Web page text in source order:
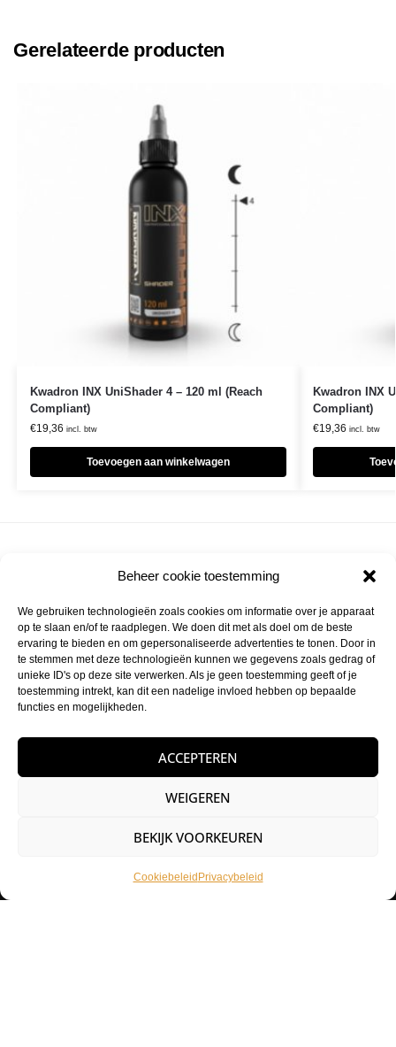
Beheer cookie toestemming
We gebruiken technologieën zoals cookies om informatie over je apparaat
op te slaan en/of te raadplegen. We doen dit met als doel om de beste
ervaring te bieden en om gepersonaliseerde advertenties te tonen. Door in
te stemmen met deze technologieën kunnen we gegevens zoals gedrag of
unieke ID's op deze site verwerken. Als je geen toestemming geeft of je
toestemming intrekt, kan dit een nadelige invloed hebben op bepaalde
functies en mogelijkheden.
ACCEPTEREN
WEIGEREN
BEKIJK VOORKEUREN
Cookiebeleid Privacybeleid
Gerelateerde producten
Kwadron INX UniShader 4 – 120 ml (Reach
Compliant)
€19,36 incl. btw
Toevoegen aan winkelwagen
Kwadron INX
Compliant)
€19,36 incl. btw
iDEAL,PayPal,Creditcard en meer
Gratis verzending
Vanaf 200 euro
Afhalen mogelijk
Bij ons in Heerhugowaard
Flexibel retourbeleid
Een complete inrichting voor je tattoostudio uitzoeken of het
aanvullen van je voorraad tattoo supplies: het kan allemaal bij het